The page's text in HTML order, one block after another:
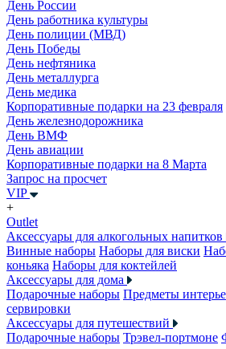
День России
День работника культуры
День полиции (МВД)
День Победы
День нефтяника
День металлурга
День медика
Корпоративные подарки на 23 февраля
День железнодорожника
День ВМФ
День авиации
Корпоративные подарки на 8 Марта
Запрос на просчет
VIP
+
Outlet
Аксессуары для алкогольных напитков
Винные наборы Наборы для виски
коньяка Наборы для коктейлей
Аксессуары для дома
Подарочные наборы Предметы
сервировки
Аксессуары для путешествий
Подарочные наборы Трэвел-портмоне